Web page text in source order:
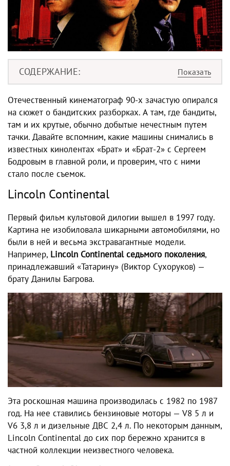
СОДЕРЖАНИЕ
Отечественный кинематограф 90-х зачастую опирался
на сюжет о бандитских разборках. А там, где бандиты,
там и их крутые, обычно добытые нечестным путем
тачки. Давайте вспомним, какие машины снимались в
известных кинолентах «Брат» и «Брат-2» с Сергеем
Бодровым в главной роли, и проверим, что с ними
стало после съемок.
Lincoln Continental
Первый фильм культовой дилогии вышел в 1997 году.
Картина не изобиловала шикарными автомобилями, но
были в ней и весьма экстравагантные модели.
Например, Lincoln Continental седьмого поколения,
принадлежавший «Татарину» (Виктор Сухоруков) —
брату Данилы Багрова.
Эта роскошная машина производилась с 1982 по 1987
год. На нее ставились бензиновые моторы — V8 5 л и
V6 3,8 л и дизельные ДВС 2,4 л. По некоторым данным,
Lincoln Continental до сих пор бережно хранится в
частной коллекции неизвестного человека.